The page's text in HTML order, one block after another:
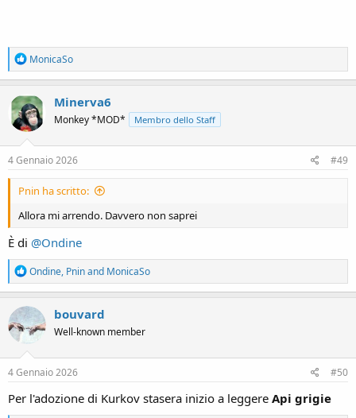
R
e
a
c
t
i
o
n
s
MonicaSo
Minerva6
Monkey *MOD* Membro dello Staff
4 Gennaio 2026 #49
Pnin ha scritto:
Allora mi arrendo. Davvero non saprei
È di @Ondine
R
e
a
c
t
i
o
n
s
Ondine, Pninand MonicaSo
bouvard
Well-known member
4 Gennaio 2026 #50
Per l'adozione di Kurkov stasera inizio a leggere Api grigie